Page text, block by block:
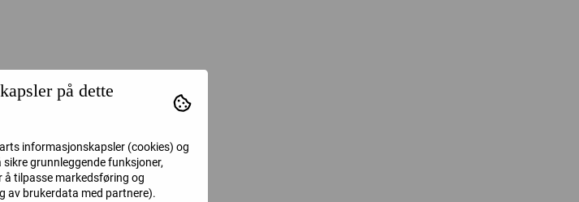
på dette
informasjonskapsler (cookies) og
sikre grunnleggende funksjoner,
å tilpasse markedsføring og
av brukerdata med partnere).